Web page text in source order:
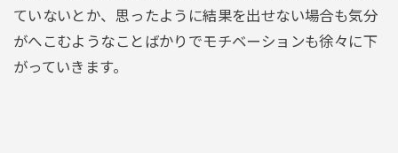
ていないとか、思ったように結果を出せない場合も気分
がへこむようなことばかりでモチベーションも徐々に下
がっていきます。